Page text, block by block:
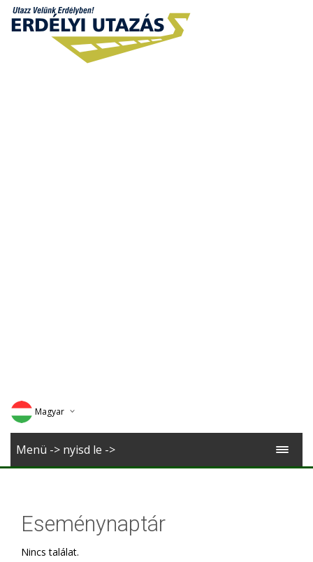
Magyar
Deutsch
Menü -> nyisd le ->
Eseménynaptár
Nincs találat.